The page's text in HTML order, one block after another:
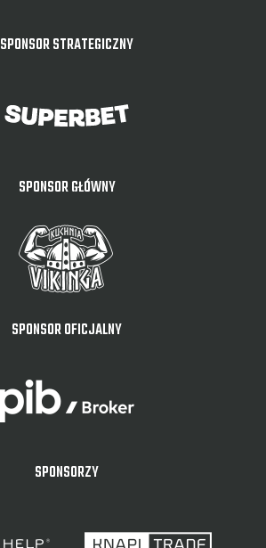
SPONSOR STRATEGICZNY
SPONSOR GŁÓWNY
SPONSOR OFICJALNY
SPONSORZY